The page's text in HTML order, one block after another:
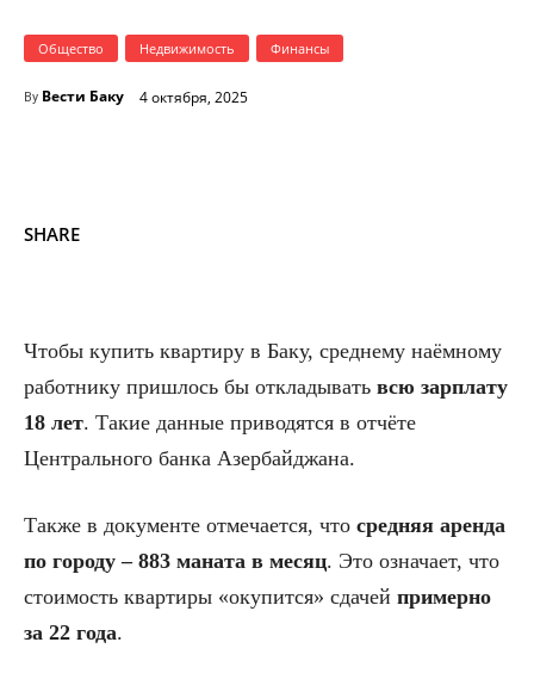
Общество Недвижимость Финансы
By Вести Баку 4 октября, 2025
SHARE
Чтобы купить квартиру в Баку, среднему наёмному
работнику пришлось бы откладывать всю зарплату
18 лет. Такие данные приводятся в отчёте
Центрального банка Азербайджана.
Также в документе отмечается, что средняя аренда
по городу – 883 маната в месяц. Это означает, что
стоимость квартиры «окупится» сдачей примерно
за 22 года.